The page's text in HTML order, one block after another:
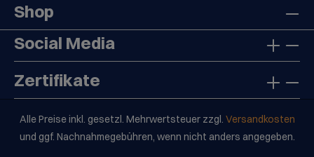
Shop
Social Media
Zertifikate
Alle Preise inkl. gesetzl. Mehrwertsteuer zzgl. Versandkosten
und ggf. Nachnahmegebühren, wenn nicht anders angegeben.